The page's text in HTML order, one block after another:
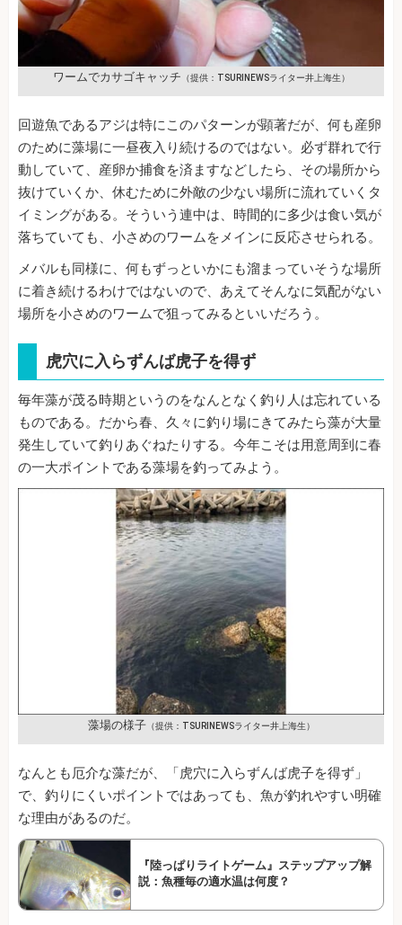
ワームでカサゴキャッチ （提供：TSURINEWSライター井上海生）
回遊魚であるアジは特にこのパターンが顕著だが、何も産卵
のために藻場に一昼夜入り続けるのではない。必ず群れで行
動していて、産卵か捕食を済ますなどしたら、その場所から
抜けていくか、休むために外敵の少ない場所に流れていくタ
イミングがある。そういう連中は、時間的に多少は食い気が
落ちていても、小さめのワームをメインに反応させられる。
メバルも同様に、何もずっといかにも溜まっていそうな場所
に着き続けるわけではないので、あえてそんなに気配がない
場所を小さめのワームで狙ってみるといいだろう。
虎穴に入らずんば虎子を得ず
毎年藻が茂る時期というのをなんとなく釣り人は忘れている
ものである。だから春、久々に釣り場にきてみたら藻が大量
発生していて釣りあぐねたりする。今年こそは用意周到に春
の一大ポイントである藻場を釣ってみよう。
藻場の様子（提供：TSURINEWSライター井上海生）
なんとも厄介な藻だが、「虎穴に入らずんば虎子を得ず」
で、釣りにくいポイントではあっても、魚が釣れやすい明確
な理由があるのだ。
『陸っぱりライトゲーム』ステップアップ解
説：魚種毎の適水温は何度？